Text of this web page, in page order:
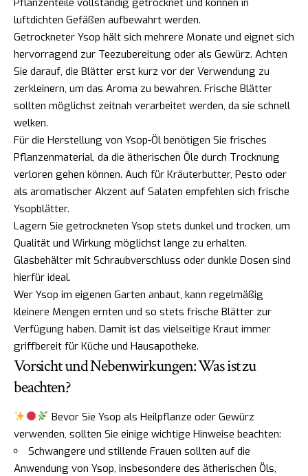
Pflanzenteile vollständig getrocknet und können in
luftdichten Gefäßen aufbewahrt werden.
Getrockneter Ysop hält sich mehrere Monate und eignet sich
hervorragend zur Teezubereitung oder als Gewürz. Achten
Sie darauf, die Blätter erst kurz vor der Verwendung zu
zerkleinern, um das Aroma zu bewahren. Frische Blätter
sollten möglichst zeitnah verarbeitet werden, da sie schnell
welken.
Für die Herstellung von Ysop-Öl benötigen Sie frisches
Pflanzenmaterial, da die ätherischen Öle durch Trocknung
verloren gehen können. Auch für Kräuterbutter, Pesto oder
als aromatischer Akzent auf Salaten empfehlen sich frische
Ysopblätter.
Lagern Sie getrockneten Ysop stets dunkel und trocken, um
Qualität und Wirkung möglichst lange zu erhalten.
Glasbehälter mit Schraubverschluss oder dunkle Dosen sind
hierfür ideal.
Wer Ysop im eigenen Garten anbaut, kann regelmäßig
kleinere Mengen ernten und so stets frische Blätter zur
Verfügung haben. Damit ist das vielseitige Kraut immer
griffbereit für Küche und Hausapotheke.
Vorsicht und Nebenwirkungen: Was ist zu
beachten?
Bevor Sie Ysop als Heilpflanze oder Gewürz
verwenden, sollten Sie einige wichtige Hinweise beachten:
Schwangere und stillende Frauen sollten auf die
Anwendung von Ysop, insbesondere des ätherischen Öls,